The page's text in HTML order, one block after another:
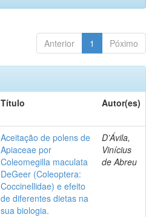
Anterior 1 Póximo
Título Autor(es)
Aceitação de polens de
Apiaceae por
Coleomegilla maculata
DeGeer (Coleoptera:
Coccinellidae) e efeito
de diferentes dietas na
sua biologia.
D’Ávila,
Vinícius
de Abreu